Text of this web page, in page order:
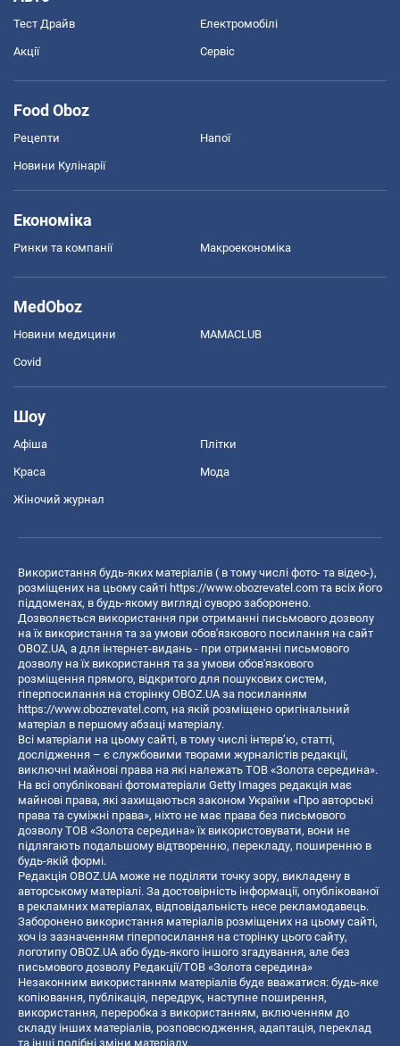
Тест Драйв Електромобілі
Акції Сервіс
Food Oboz
Рецепти Напої
Новини Кулінарії
Економіка
Ринки та компанії Макроекономіка
MedOboz
Новини медицини MAMACLUB
Covid
Шоу
Афіша Плітки
Краса Мода
Жіночий журнал
Використання будь-яких матеріалів ( в тому числі фото- та відео-),
розміщених на цьому сайті https://www.obozrevatel.com та всіх його
піддоменах, в будь-якому вигляді суворо заборонено.
Дозволяється використання при отриманні письмового дозволу
на їх використання та за умови обов'язкового посилання на сайт
OBOZ.UA, а для інтернет-видань - при отриманні письмового
дозволу на їх використання та за умови обов'язкового
розміщення прямого, відкритого для пошукових систем,
гіперпосилання на сторінку OBOZ.UA за посиланням
https://www.obozrevatel.com, на якій розміщено оригінальний
матеріал в першому абзаці матеріалу.
Всі матеріали на цьому сайті, в тому числі інтерв’ю, статті,
дослідження – є службовими творами журналістів редакції,
виключні майнові права на які належать ТОВ «Золота середина».
На всі опубліковані фотоматеріали Getty Images редакція має
майнові права, які захищаються законом України «Про авторські
права та суміжні права», ніхто не має права без письмового
дозволу ТОВ «Золота середина» їх використовувати, вони не
підлягають подальшому відтворенню, перекладу, поширенню в
будь-якій формі.
Редакція OBOZ.UA може не поділяти точку зору, викладену в
авторському матеріалі. За достовірність інформації, опублікованої
в рекламних матеріалах, відповідальність несе рекламодавець.
Заборонено використання матеріалів розміщених на цьому сайті,
хоч із зазначенням гіперпосилання на сторінку цього сайту,
логотипу OBOZ.UA або будь-якого іншого згадування, але без
письмового дозволу Редакції/ТОВ «Золота середина»
Незаконним використанням матеріалів буде вважатися: будь-яке
копiювання, публiкацiя, передрук, наступне поширення,
використання, переробка з використанням, включенням до
складу інших матеріалів, розповсюдження, адаптація, переклад
та інші подібні зміни матеріалу.